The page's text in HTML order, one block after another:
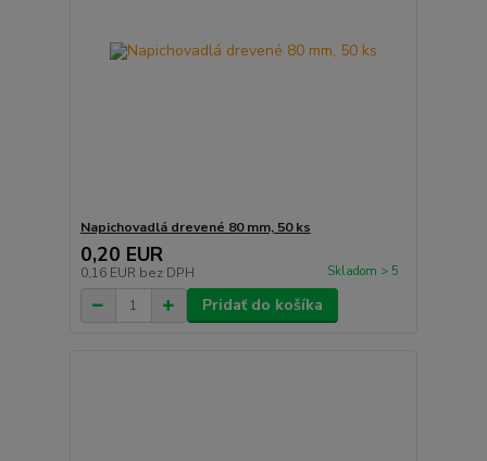
Napichovadlá drevené 80 mm, 50 ks
0,20 EUR
0,16 EUR bez DPH Skladom > 5
Pridať do košíka